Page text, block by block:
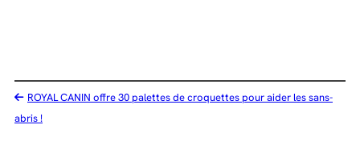
ROYAL CANIN offre 30 palettes de croquettes pour aider les sans-
abris !